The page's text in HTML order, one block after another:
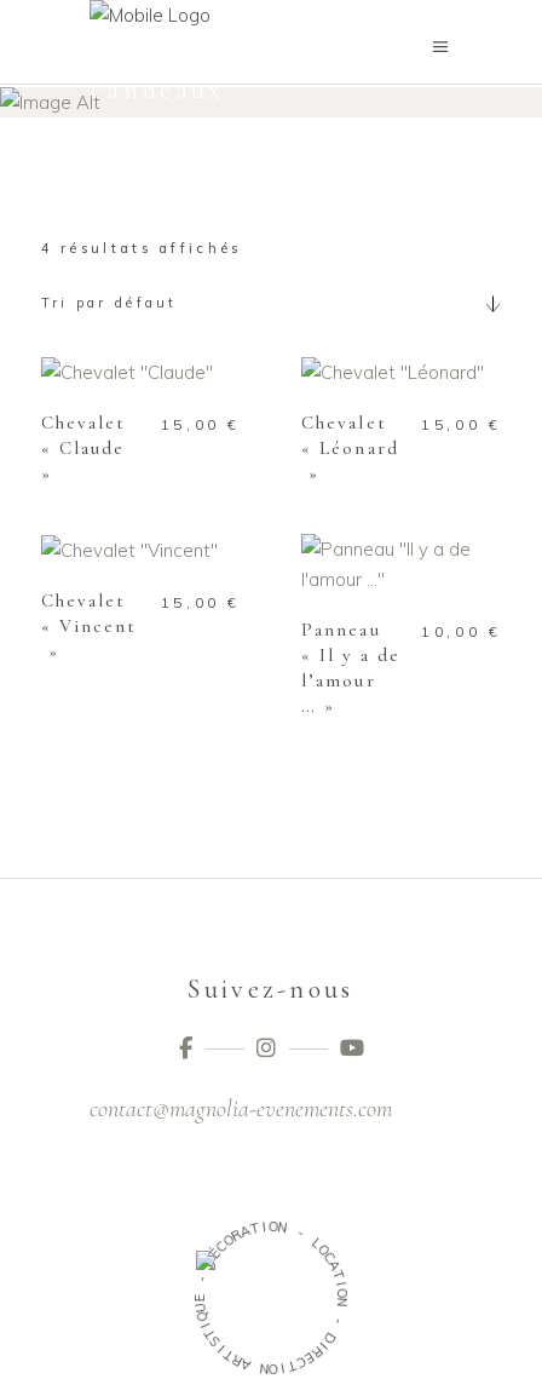
Panneaux
4 résultats affichés
Tri par défaut
PANIER
Chevalet
« Claude
»
15,00€
PANIER
Chevalet
« Léonard
»
15,00 €
PANIER
Chevalet
« Vincent
»
15,00€
AJOUTER AU
PANIER
Panneau
« Il y a de
l’amour
… »
10,00 €
Suivez-nous
contact@magnolia-evenements.com
D
É
CORAT I ON -
L
O
C
A
T
I
O
N
-
D
I
R
E
C
T
I
O
N
A
R
T
I
S
T
I
Q
U
E
-